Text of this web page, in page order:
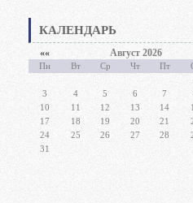
КАЛЕНДАРЬ
«« Август 2026
Пн Вт Ср Чт Пт
3
4 5 6 7
10
11 12 13 14
17
18 19 20 21
24
25 26 27 28
31